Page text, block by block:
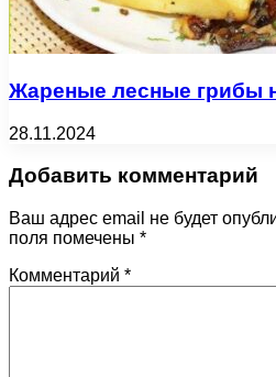
Жареные лесные грибы
28.11.2024
Добавить комментарий
Ваш адрес email не будет
поля помечены *
Комментарий *